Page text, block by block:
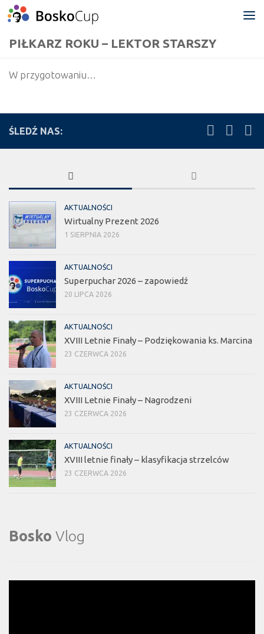
Przejdź do treści
PIŁKARZ ROKU – LEKTOR STARSZY
W przygotowaniu…
ŚLEDŹ NAS:
AKTUALNOŚCI
Wirtualny Prezent 2026
1 SIERPNIA 2026
AKTUALNOŚCI
Superpuchar 2026 – zapowiedź
20 LIPCA 2026
AKTUALNOŚCI
XVIII Letnie Finały – Podziękowania ks. Marcina
23 CZERWCA 2026
AKTUALNOŚCI
XVIII Letnie Finały – Nagrodzeni
23 CZERWCA 2026
AKTUALNOŚCI
XVIII letnie finały – klasyfikacja strzelców
23 CZERWCA 2026
Bosko Vlog